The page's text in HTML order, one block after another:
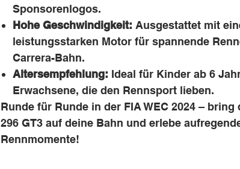
Sponsorenlogos.
Hohe Geschwindigkeit: Ausgestattet mit
leistungsstarken Motor für spannende
Carrera-Bahn.
Altersempfehlung: Ideal für Kinder ab 6
Erwachsene, die den Rennsport lieben.
Runde für Runde in der FIA WEC 2024 – bring
296 GT3 auf deine Bahn und erlebe
Rennmomente!